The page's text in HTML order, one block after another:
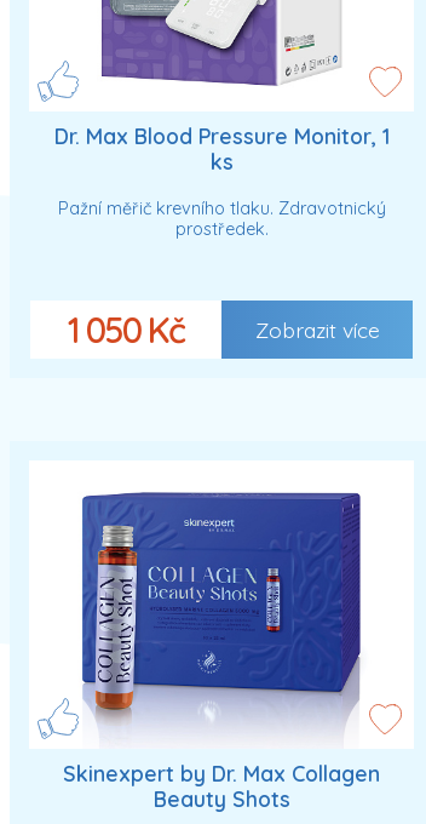
Dr. Max Blood Pressure Monitor, 1
ks
Pažní měřič krevního tlaku. Zdravotnický
prostředek.
1 050 Kč Zobrazit více
Skinexpert by Dr. Max Collagen
Beauty Shots